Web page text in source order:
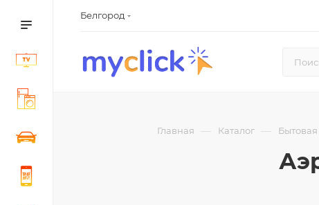
Белгород
Главная — Каталог —